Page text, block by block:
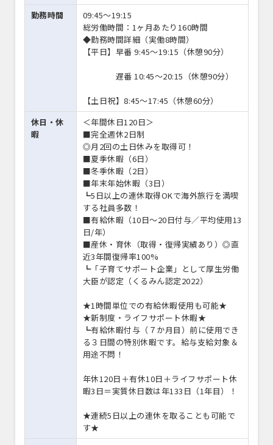
勤務時間
09:45〜19:15
総労働時間：1ヶ月あたり160時間
◆勤務時間詳細（実働8時間）
【平日】早番 9:45～19:15（休憩90分）
遅番 10:45～20:15（休憩90分）
【土日祝】8:45～17:45（休憩60分）
休日・休
暇
＜年間休日120日＞
■完全週休2日制
◎月2回の土日休みを取得可！
■夏季休暇（6日）
■冬季休暇（2日）
■年末年始休暇（3日）
┗5日以上の連休取得OKで海外旅行を満喫
する社員多数！
■有給休暇（10日～20日付与／平均使用13
日/年）
■産休・育休（取得・復帰実績あり）◎直
近3年間復帰率100%
┗「子育てサポート企業」として厚生労働
大臣が認定（くるみん認定2022）
★1時間単位での有給休暇使用も可能★
★新制度・ライフサポート休暇★
┗有給休暇付与（７か月目）前に使用でき
る３日間の特別休暇です。給与支給対象＆
用途不問！
年休120日＋有休10日＋ライフサポート休
暇3日＝実質休日数は年133日（1年目）！
★連続5日以上の連休を取ることも可能で
す★